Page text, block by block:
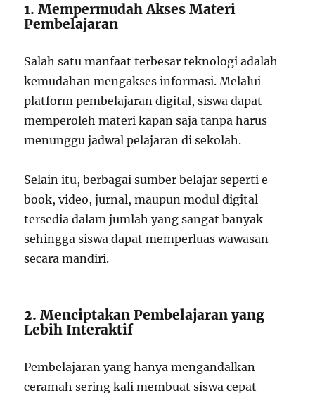
1. Mempermudah Akses Materi
Pembelajaran
Salah satu manfaat terbesar teknologi adalah
kemudahan mengakses informasi. Melalui
platform pembelajaran digital, siswa dapat
memperoleh materi kapan saja tanpa harus
menunggu jadwal pelajaran di sekolah.
Selain itu, berbagai sumber belajar seperti e-
book, video, jurnal, maupun modul digital
tersedia dalam jumlah yang sangat banyak
sehingga siswa dapat memperluas wawasan
secara mandiri.
2. Menciptakan Pembelajaran yang
Lebih Interaktif
Pembelajaran yang hanya mengandalkan
ceramah sering kali membuat siswa cepat